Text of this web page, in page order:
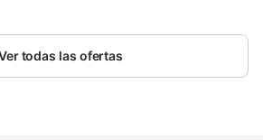
así como libros y juguetes para niños.
2 tronas disponibles. Este alojamiento no
Esta casa de vacaciones dispone de
todas las ofertas